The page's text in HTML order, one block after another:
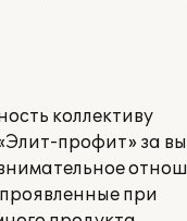
коллективу
профит» за
при